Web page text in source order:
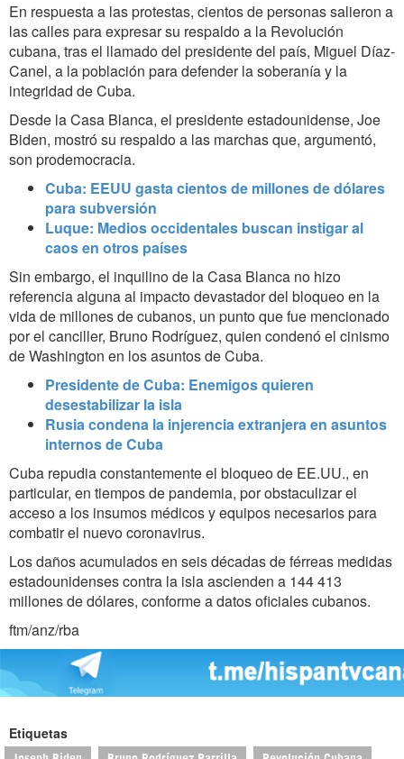
En respuesta a las protestas, cientos de personas salieron a
las calles para expresar su respaldo a la Revolución
cubana, tras el llamado del presidente del país, Miguel Díaz-
Canel, a la población para defender la soberanía y la
integridad de Cuba.
Desde la Casa Blanca, el presidente estadounidense, Joe
Biden, mostró su respaldo a las marchas que, argumentó,
son prodemocracia.
Cuba: EEUU gasta cientos de millones de dólares
para subversión
Luque: Medios occidentales buscan instigar al
caos en otros países
Sin embargo, el inquilino de la Casa Blanca no hizo
referencia alguna al impacto devastador del bloqueo en la
vida de millones de cubanos, un punto que fue mencionado
por el canciller, Bruno Rodríguez, quien condenó el cinismo
de Washington en los asuntos de Cuba.
Presidente de Cuba: Enemigos quieren
desestabilizar la isla
Rusia condena la injerencia extranjera en asuntos
internos de Cuba
Cuba repudia constantemente el bloqueo de EE.UU., en
particular, en tiempos de pandemia, por obstaculizar el
acceso a los insumos médicos y equipos necesarios para
combatir el nuevo coronavirus.
Los daños acumulados en seis décadas de férreas medidas
estadounidenses contra la isla ascienden a 144 413
millones de dólares, conforme a datos oficiales cubanos.
ftm/anz/rba
Etiquetas
Joseph Biden Bruno Rodríguez Parrilla Revolución Cubana